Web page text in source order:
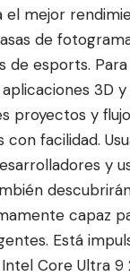
el mejor
de
de esports.
aplicaciones 3D
proyectos y
facilidad.
y
capaz
Está
Core Ultra 9